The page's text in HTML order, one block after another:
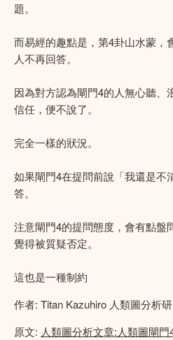
題。
而易經的趣點是，第4卦山水蒙，
人不再回答。
因為對方認為閘門4的人無心聽、
信任，便不說了。
完全一樣的狀況。
如果閘門4在提問前說「我還是不
答。
注意閘門4的提問態度，會有點盤
覺得被質疑否定。
這也是一種制約
作者: Titan Kazuhiro 人類圖分析
原文: 人類圖分析文章:人類圖閘